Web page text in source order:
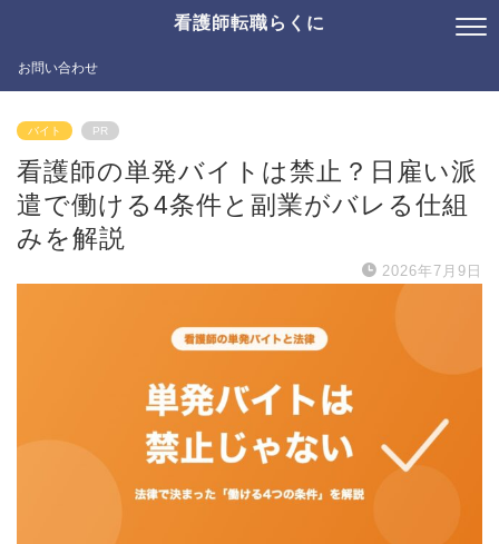
看護師転職らくに
お問い合わせ
バイト PR
看護師の単発バイトは禁止？日雇い派
遣で働ける4条件と副業がバレる仕組
みを解説
2026年7月9日